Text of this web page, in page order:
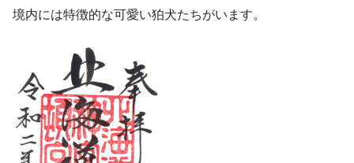
境内には特徴的な可愛い狛犬たちがいます。